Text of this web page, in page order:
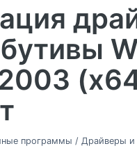
программы / Драйверы